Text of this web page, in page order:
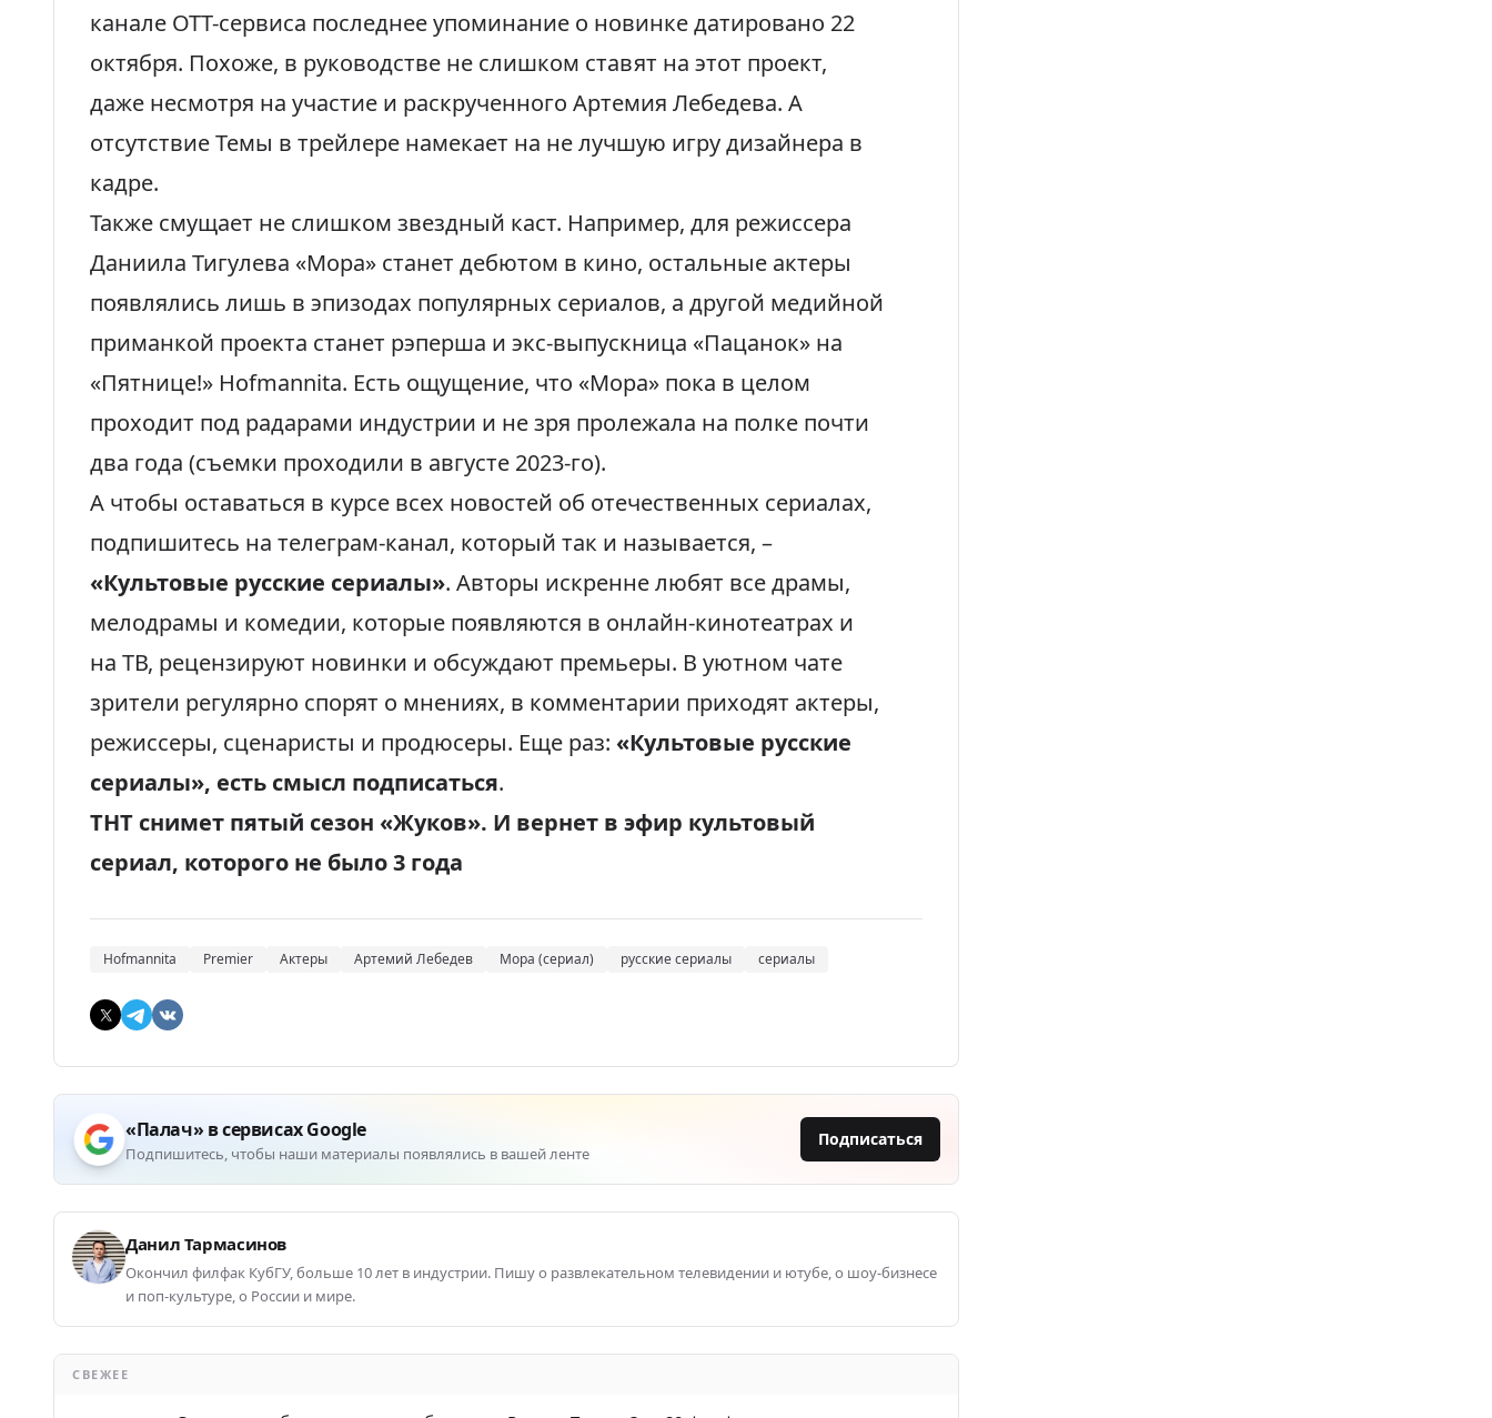
канале OTT-сервиса последнее упоминание о новинке датировано 22
октября. Похоже, в руководстве не слишком ставят на этот проект,
даже несмотря на участие и раскрученного Артемия Лебедева. А
отсутствие Темы в трейлере намекает на не лучшую игру дизайнера в
кадре.
Также смущает не слишком звездный каст. Например, для режиссера
Даниила Тигулева «Мора» станет дебютом в кино, остальные актеры
появлялись лишь в эпизодах популярных сериалов, а другой медийной
приманкой проекта станет рэперша и экс-выпускница «Пацанок» на
«Пятнице!» Hofmannita. Есть ощущение, что «Мора» пока в целом
проходит под радарами индустрии и не зря пролежала на полке почти
два года (съемки проходили в августе 2023-го).
А чтобы оставаться в курсе всех новостей об отечественных сериалах,
подпишитесь на телеграм-канал, который так и называется, –
«Культовые русские сериалы». Авторы искренне любят все драмы,
мелодрамы и комедии, которые появляются в онлайн-кинотеатрах и
на ТВ, рецензируют новинки и обсуждают премьеры. В уютном чате
зрители регулярно спорят о мнениях, в комментарии приходят актеры,
режиссеры, сценаристы и продюсеры. Еще раз: «Культовые русские
сериалы», есть смысл подписаться.
ТНТ снимет пятый сезон «Жуков». И вернет в эфир культовый
сериал, которого не было 3 года
Hofmannita Premier Актеры Артемий Лебедев Мора (сериал) русские сериалы сериалы
«Палач» в сервисах Google
Подпишитесь, чтобы наши материалы появлялись в вашей ленте
Подписаться
Данил Тармасинов
Окончил филфак КубГУ, больше 10 лет в индустрии. Пишу о развлекательном телевидении и ютубе, о шоу-бизнесе
и поп-культуре, о России и мире.
СВЕЖЕЕ